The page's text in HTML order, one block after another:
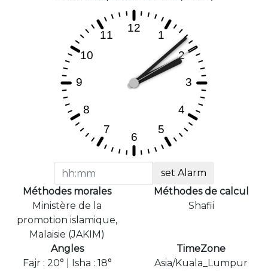
set Alarm
Méthodes morales
Ministère de la
promotion islamique,
Malaisie (JAKIM)
Méthodes de calcul
Shafii
Angles
Fajr : 20° | Isha : 18°
TimeZone
Asia/Kuala_Lumpur